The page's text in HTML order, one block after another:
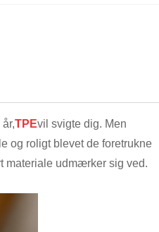
TPEvil svigte dig. Men
og roligt blevet de foretrukne
materiale udmærker sig ved.